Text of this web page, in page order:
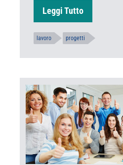
Leggi Tutto
lavoro progetti